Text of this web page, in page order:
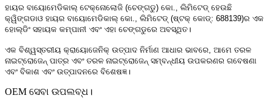
ହାୟର ବାୟୋମେଡିକାଲ୍ ଟେକ୍ନୋଲୋଜି (ଚେଙ୍ଗଡୁ) କୋ., ଲିମିଟେଡ୍ ହେଉଛି
କ୍ୱିଙ୍ଗଡାଓ ହାୟର ବାୟୋମେଡିକାଲ୍ କୋ., ଲିମିଟେଡ୍ (ଷ୍ଟକ୍ କୋଡ୍: 688139)ର ଏକ
ହୋଲ୍ଡିଂ ସହାୟକ କମ୍ପାନୀ ଏବଂ ଏହା ଚେଙ୍ଗଡୁରେ ଅବସ୍ଥିତ।
ଏକ ବିଶ୍ୱସ୍ତରୀୟ କ୍ରାୟୋଜେନିକ୍ ଉତ୍ପାଦ ନିର୍ମାଣ ଆଧାର ଭାବରେ, ଆମେ ତରଳ
ନାଇଟ୍ରୋଜେନ୍ ପାତ୍ର ଏବଂ ତରଳ ନାଇଟ୍ରୋଜେନ୍ ସମ୍ବନ୍ଧୀୟ ଉପକରଣର ଗବେଷଣା
ଏବଂ ବିକାଶ ଏବଂ ଉତ୍ପାଦନରେ ବିଶେଷଜ୍ଞ।
OEM ସେବା ଉପଲବ୍ଧ।